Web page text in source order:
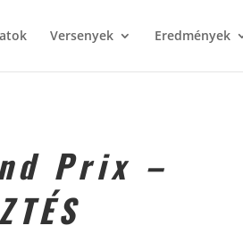
Versenyek Eredmények
Prix –